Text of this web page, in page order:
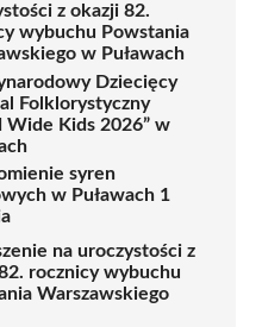
z okazji 82.
wybuchu Powstania
w Puławach
Dziecięcy
Folklorystyczny
Wide Kids 2026” w
syren
w Puławach 1
na uroczystości z
rocznicy wybuchu
Warszawskiego